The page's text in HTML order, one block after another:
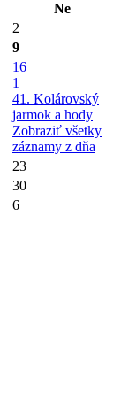
Ne
2
9
16
1
41. Kolárovský
jarmok a hody
Zobraziť všetky
záznamy z dňa
23
30
6